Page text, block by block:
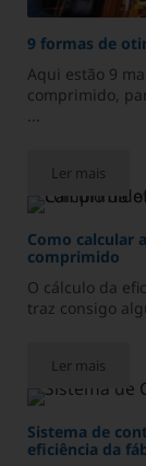
9 formas de
Aqui estão 9
comprimido,
...
Ler mais
9 formas
Como calcular
comprimido
O cálculo da
traz consigo
Ler mais
Como
Sistema de
eficiência da